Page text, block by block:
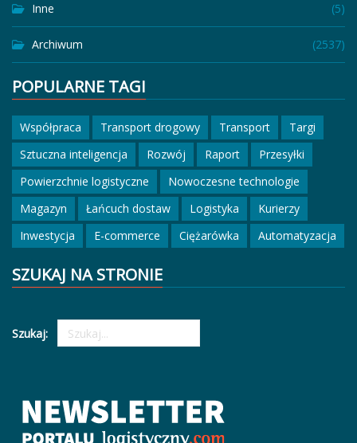
Inne (5)
Archiwum (2537)
POPULARNE TAGI
Współpraca Transport drogowy Transport
Targi
Sztuczna inteligencja
Rozwój Raport
Przesyłki
Powierzchnie logistyczne
Nowoczesne technologie
Magazyn
Łańcuch dostaw Logistyka
Kurierzy
Inwestycja
E-commerce Ciężarówka Automatyzacja
SZUKAJ NA STRONIE
Szukaj: